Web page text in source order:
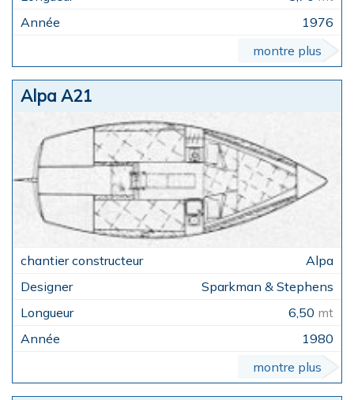
1976
montre plus
Alpa A21
Alpa
Sparkman & Stephens
6,50 mt
1980
montre plus